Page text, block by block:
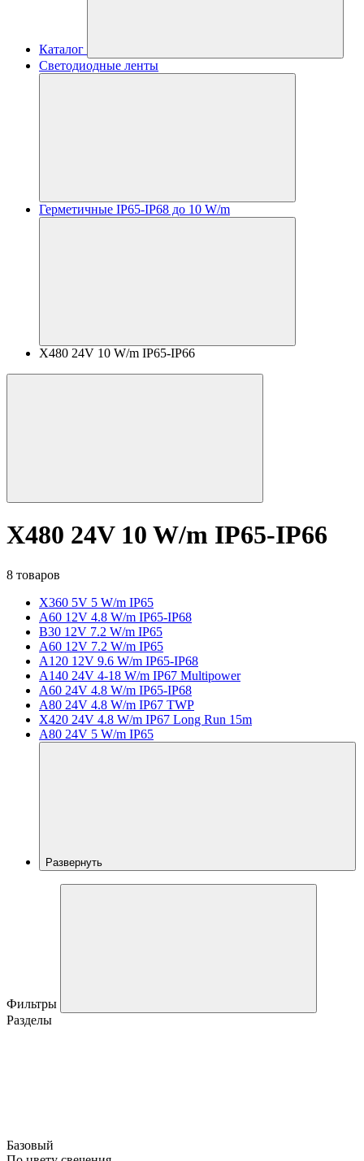
Каталог
Светодиодные ленты
Герметичные IP65-IP68 до 10 W/m
X480 24V 10 W/m IP65-IP66
X480 24V 10 W/m IP65-IP66
8 товаров
X360 5V 5 W/m IP65
A60 12V 4.8 W/m IP65-IP68
B30 12V 7.2 W/m IP65
A60 12V 7.2 W/m IP65
A120 12V 9.6 W/m IP65-IP68
A140 24V 4-18 W/m IP67 Multipower
A60 24V 4.8 W/m IP65-IP68
A80 24V 4.8 W/m IP67 TWP
X420 24V 4.8 W/m IP67 Long Run 15m
A80 24V 5 W/m IP65
Развернуть
Фильтры
Разделы
Базовый